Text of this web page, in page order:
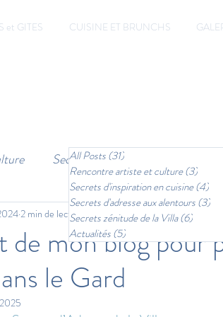
et GITES CUISINE ET BRUNCHS
Secrets d'inspiration en cuisine
Actualités
de mon blog pour
le Gard
2 min de lecture
All Posts(31)
Rencontre artiste et culture(3)
Secrets d'inspiration en cuisine(4)
Secrets d'adresse aux alentours(3)
Secrets zénitude de la Villa(6)
Actualités(5)